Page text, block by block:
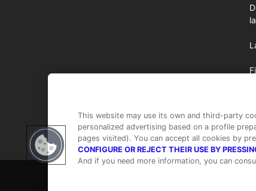
This website may use its own and third-party
personalized advertising based on a profile
pages visited). You can accept all cookies by
CONFIGURE OR REJECT THEIR USE BY
And if you need more information, you can